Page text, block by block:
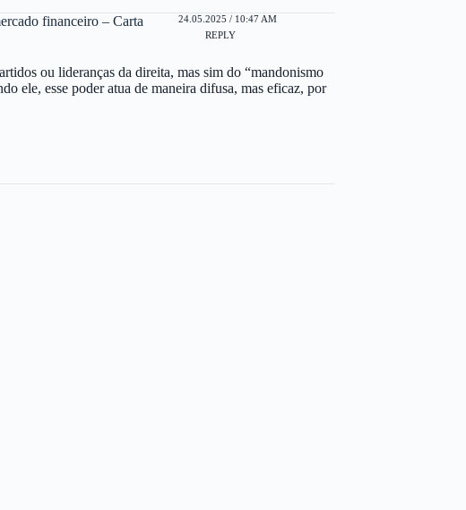
financeiro – Carta
24.05.2025 / 10:47 AM
REPLY
ou lideranças da direita, mas sim do “mandonismo
ele, esse poder atua de maneira difusa, mas eficaz, por